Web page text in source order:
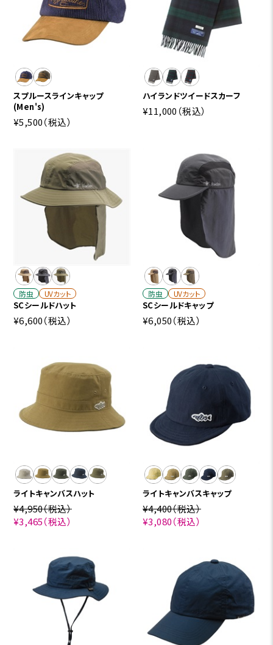
スプルースラインキャップ
(Men's)
¥5,500（税込）
ハイランドツイードスカーフ
¥11,000 （税込）
防虫 UVカット
SCシールドハット
¥6,600（税込）
防虫 UVカット
SCシールドキャップ
¥6,050（税込）
ライトキャンバスハット
¥4,950（税込）
¥3,465（税込）
ライトキャンバスキャップ
¥4,400（税込）
¥3,080（税込）